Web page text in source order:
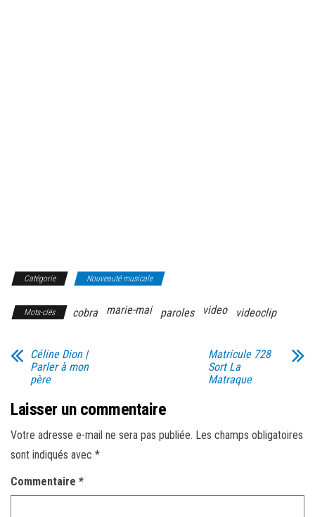
Catégorie Nouveauté musicale
Mots-clés cobra marie-mai paroles video videoclip
Céline Dion |
Parler à mon
père
Matricule 728
Sort La
Matraque
Laisser un commentaire
Votre adresse e-mail ne sera pas publiée. Les champs obligatoires
sont indiqués avec *
Commentaire *